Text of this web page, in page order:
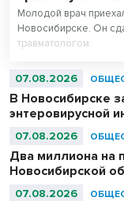
Молодой врач
Новосибирске. Он
травматологом.
07.08.2026
В Новосибирске
энтеровирусной
07.08.2026
Два миллиона на
Новосибирской
07.08.2026